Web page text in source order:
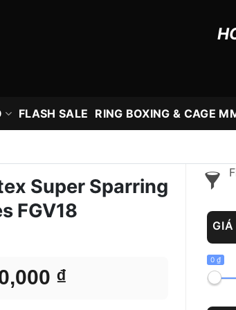
FLASH SALE RING BOXING & CAGE
GIÁ
0 ₫
Super Sparring
FGV18
₫